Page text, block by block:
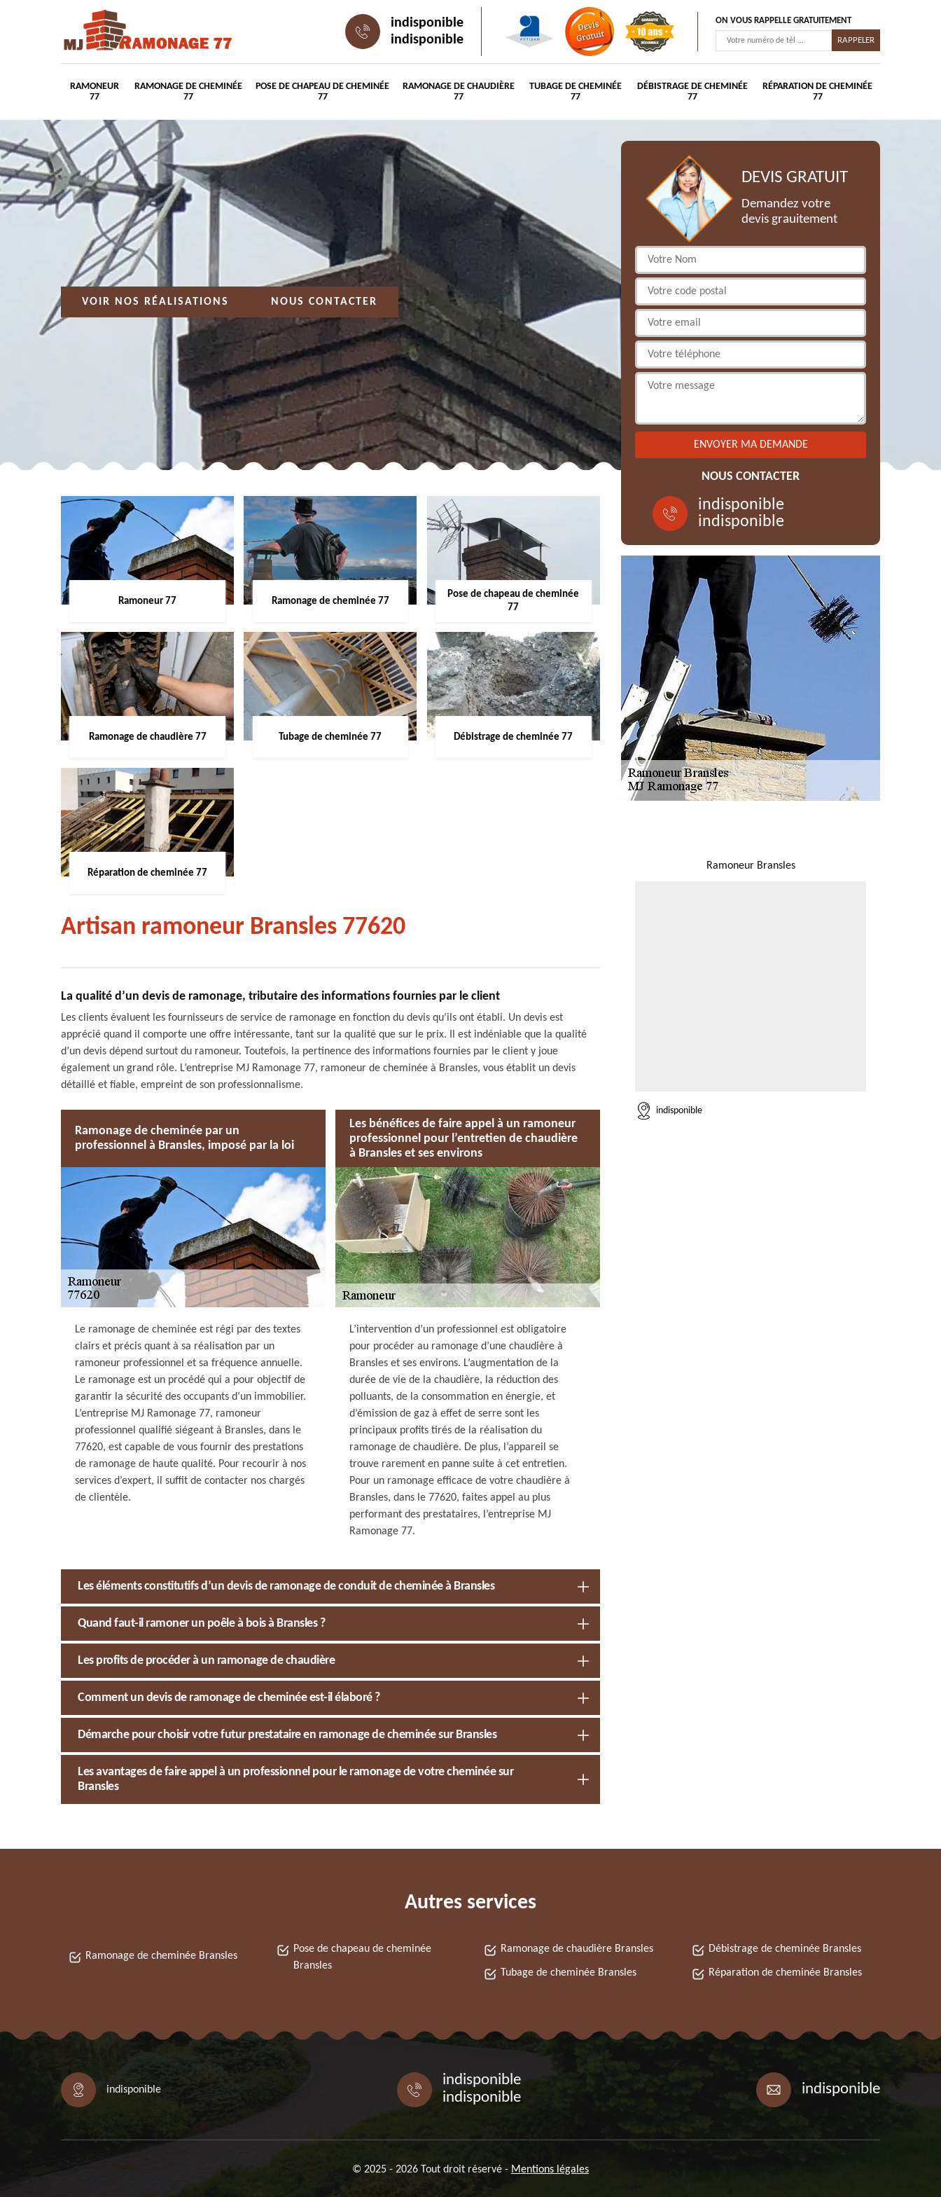
indisponible
indisponible
ON VOUS RAPPELLE GRATUITEMENT
RAMONEUR
77
RAMONAGE DE CHEMINÉE
77
POSE DE CHAPEAU DE CHEMINÉE
77
RAMONAGE DE CHAUDIÈRE
77
TUBAGE DE CHEMINÉE
77
DÉBISTRAGE DE CHEMINÉE
77
RÉPARATION DE CHEMINÉE
77
VOIR NOS RÉALISATIONS NOUS CONTACTER
Ramoneur 77 Ramonage de cheminée 77
Pose de chapeau de cheminée
77
Ramonage de chaudière 77 Tubage de cheminée 77 Débistrage de cheminée 77
Réparation de cheminée 77
Artisan ramoneur Bransles 77620
La qualité d’un devis de ramonage, tributaire des informations fournies par le client
Les clients évaluent les fournisseurs de service de ramonage en fonction du devis qu’ils ont établi. Un devis est
apprécié quand il comporte une offre intéressante, tant sur la qualité que sur le prix. Il est indéniable que la qualité
d’un devis dépend surtout du ramoneur. Toutefois, la pertinence des informations fournies par le client y joue
également un grand rôle. L’entreprise MJ Ramonage 77, ramoneur de cheminée à Bransles, vous établit un devis
détaillé et fiable, empreint de son professionnalisme.
Ramonage de cheminée par un
professionnel à Bransles, imposé par la loi
Le ramonage de cheminée est régi par des textes
clairs et précis quant à sa réalisation par un
ramoneur professionnel et sa fréquence annuelle.
Le ramonage est un procédé qui a pour objectif de
garantir la sécurité des occupants d’un immobilier.
L’entreprise MJ Ramonage 77, ramoneur
professionnel qualifié siégeant à Bransles, dans le
77620, est capable de vous fournir des prestations
de ramonage de haute qualité. Pour recourir à nos
services d’expert, il suffit de contacter nos chargés
de clientèle.
Les bénéfices de faire appel à un ramoneur
professionnel pour l’entretien de chaudière
à Bransles et ses environs
L’intervention d’un professionnel est obligatoire
pour procéder au ramonage d’une chaudière à
Bransles et ses environs. L’augmentation de la
durée de vie de la chaudière, la réduction des
polluants, de la consommation en énergie, et
d’émission de gaz à effet de serre sont les
principaux profits tirés de la réalisation du
ramonage de chaudière. De plus, l’appareil se
trouve rarement en panne suite à cet entretien.
Pour un ramonage efficace de votre chaudière à
Bransles, dans le 77620, faites appel au plus
performant des prestataires, l’entreprise MJ
Ramonage 77.
Les éléments constitutifs d’un devis de ramonage de conduit de cheminée à Bransles
Quand faut-il ramoner un poêle à bois à Bransles ?
Les profits de procéder à un ramonage de chaudière
Comment un devis de ramonage de cheminée est-il élaboré ?
Démarche pour choisir votre futur prestataire en ramonage de cheminée sur Bransles
Les avantages de faire appel à un professionnel pour le ramonage de votre cheminée sur
Bransles
DEVIS GRATUIT
Demandez votre
devis grauitement
NOUS CONTACTER
indisponible
indisponible
Ramoneur Bransles
indisponible
Autres services
Ramonage de cheminée Bransles
Pose de chapeau de cheminée
Bransles
Ramonage de chaudière Bransles
Tubage de cheminée Bransles
Débistrage de cheminée Bransles
Réparation de cheminée Bransles
indisponible
indisponible
indisponible
indisponible
© 2025 - 2026 Tout droit réservé - Mentions légales